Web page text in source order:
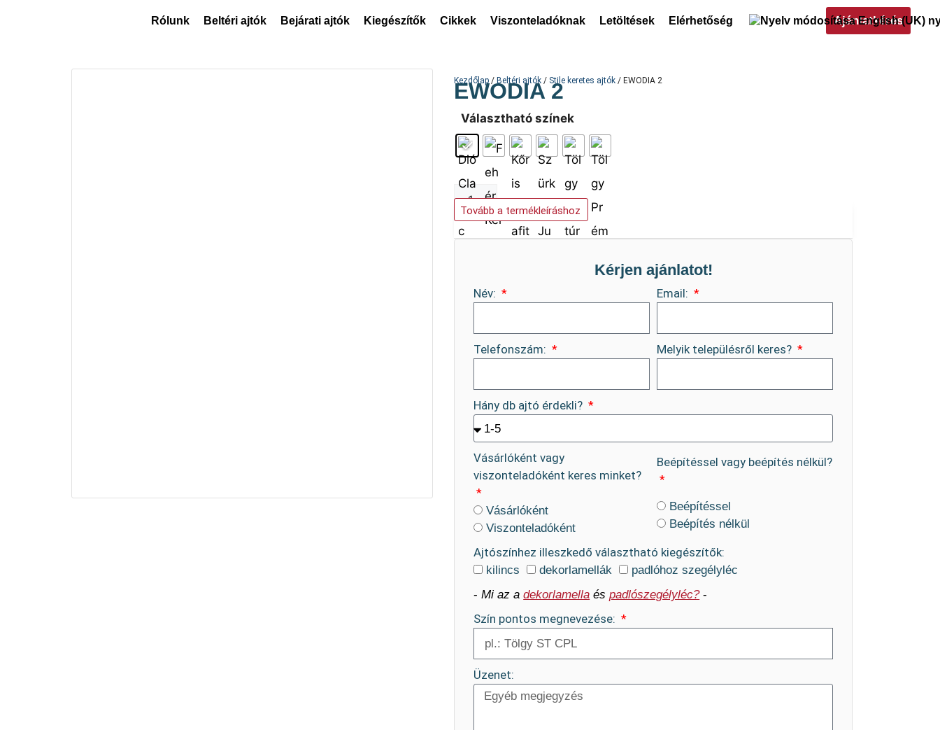
Rólunk Beltéri ajtók Bejárati ajtók Kiegészítők Cikkek Viszonteladóknak Letöltések Elérhetőség Ajánlatkérés
Kezdőlap / Beltéri ajtók / Stile keretes ajtók / EWODIA 2
EWODIA 2
Választható színek
Kosárba teszem
Tovább a termékleíráshoz
Kérjen ajánlatot!
Név: Email:
Telefonszám: Melyik településről keres?
Hány db ajtó érdekli?
Vásárlóként vagy
viszonteladóként keres minket?
Vásárlóként
Viszonteladóként
Beépítéssel vagy beépítés nélkül?
Beépítéssel
Beépítés nélkül
Ajtószínhez illeszkedő választható kiegészítők:
kilincs dekorlamellák
padlóhoz szegélyléc
-Mi az adekorlamella éspadlószegélyléc?-
Szín pontos megnevezése:
Üzenet: